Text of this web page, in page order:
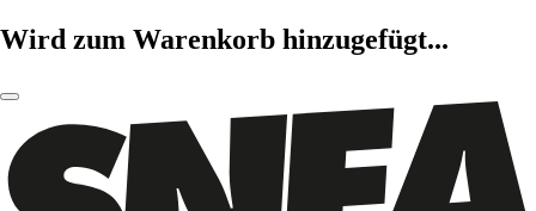
Wird zum Warenkorb hinzugefügt...